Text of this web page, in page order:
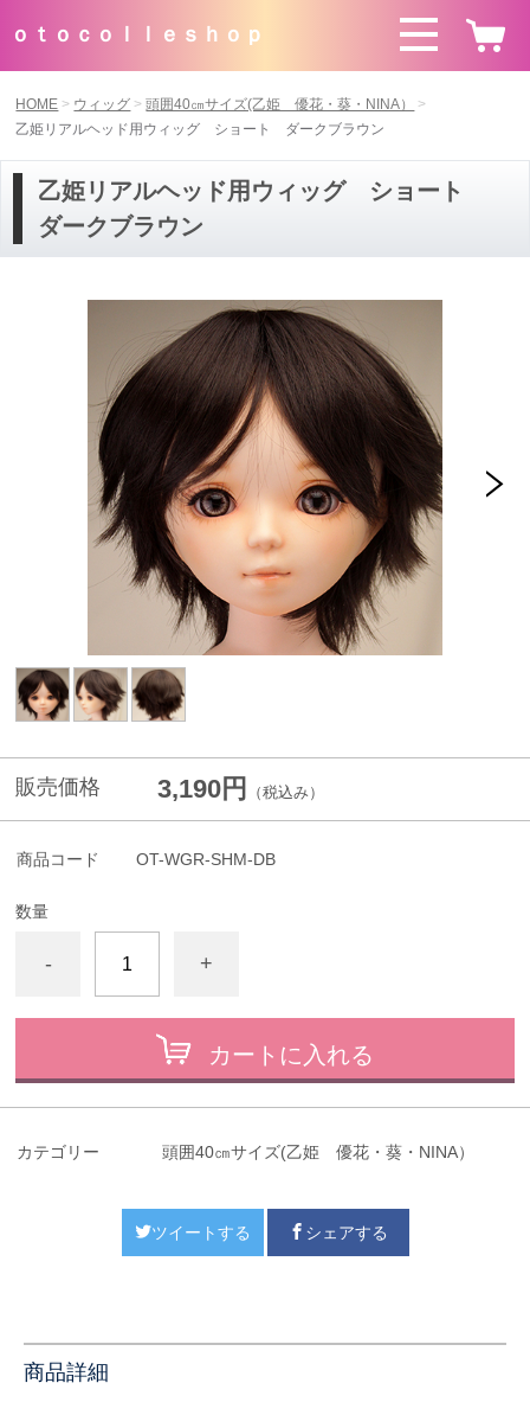
ｏｔｏｃｏｌｌｅｓｈｏｐ
HOME ウィッグ
頭囲40㎝サイズ(乙姫 優花・葵・NINA）
乙姫リアルヘッド用ウィッグ ショート ダークブラウン
乙姫リアルヘッド用ウィッグ ショート
ダークブラウン
販売価格 3,190円 （税込み）
商品コード OT-WGR-SHM-DB
数量
- +
カートに入れる
カテゴリー 頭囲40㎝サイズ(乙姫 優花・葵・NINA）
ツイートする シェアする
商品詳細